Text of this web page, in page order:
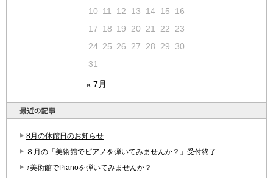
« 7月
10 11 12 13 14 15
16
17 18 19 20 21 22
23
24 25 26 27 28 29
30
31
8月の休館日のお知らせ
８月の「美術館でピアノを弾いてみませんか？」受付終了
♪美術館でPianoを弾いてみませんか？